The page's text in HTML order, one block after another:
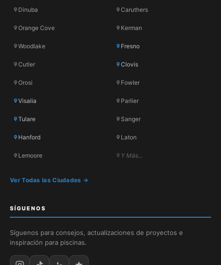
Dinuba
Orange Cove
Woodlake
Cutler
Orosi
Visalia
Tulare
Hanford
Lemoore
Caruthers
Kerman
Fresno
Clovis
Fowler
Parlier
Sanger
Laton
Y Más...
Ver Todas las Ciudades →
SÍGUENOS
Síguenos para consejos, actualizaciones de proyectos e
inspiración para piscinas.